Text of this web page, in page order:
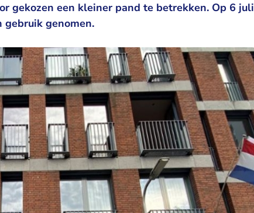
gekozen een kleiner pand te betrekken. Op 6 juli
genomen.